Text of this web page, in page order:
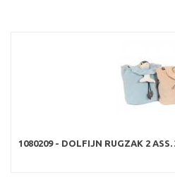
1080209 - DOLFIJN RUGZAK 2 ASS.